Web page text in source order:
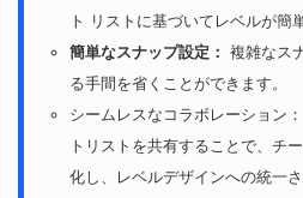
ト リストに基づいてレベルが簡
簡単なスナップ設定： 複雑なス
る手間を省くことができます。
シームレスなコラボレーション
トリストを共有することで、チ
化し、レベルデザインへの統一